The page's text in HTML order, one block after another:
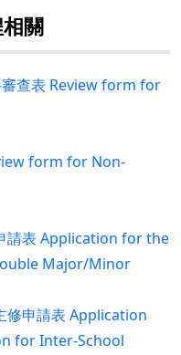
關
查表 Review form for
form for Non-
請表 Application for the
Major/Minor
修申請表 Application
for Inter-School